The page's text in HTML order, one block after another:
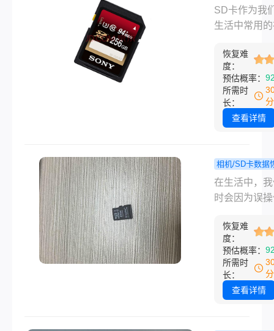
卡上的照片
相机sd卡误
您详细介绍
卡误删的恢
法。
程 怎样恢
格式化后的
轻松恢复文
SD卡作为我
生活中常用
储照片、视
档等重要数
而，由于误
系统错误或
击等原因，
丢失。面对
况，许多用
会感到焦虑
过一些方法
具，我们仍
会恢复SD卡
后的信息。
样恢复sd卡
后的信息呢
恢复难
度：
预估概率：
所需时
长：
查看详情
相机/SD卡数据
程 不小心格
了sd卡怎么
步，轻松找
失的数据！
在生活中，
时会因为误
数据的SD卡
片、视频等
化操作会清
SD卡，导致
失。那么不
恢复难
度：
预估概率：
所需时
长：
查看详情